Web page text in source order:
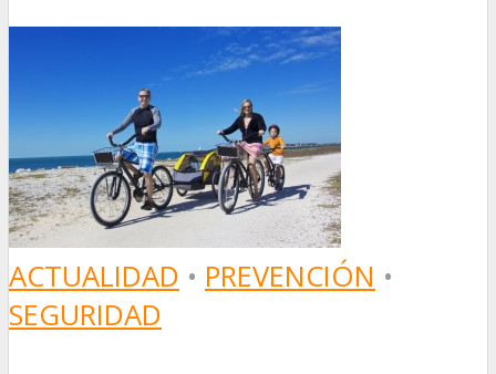
ACTUALIDAD • PREVENCIÓN •
SEGURIDAD